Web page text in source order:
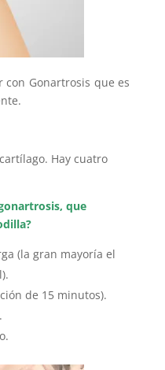
Gonartrosis que es
Hay cuatro
que
(la gran mayoría el
de 15 minutos).